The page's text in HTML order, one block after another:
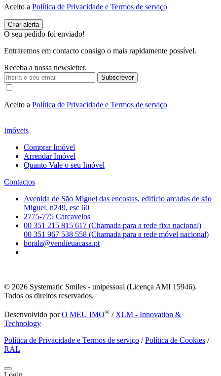
Aceito a Política de Privacidade e Termos de serviço
O seu pedido foi enviado!
Entraremos em contacto consigo o mais rapidamente possível.
Receba a nossa newsletter.
Subscrever
Aceito a Política de Privacidade e Termos de serviço
Imóveis
Comprar Imóvel
Arrendar Imóvel
Quanto Vale o seu Imóvel
Contactos
Avenida de São Miguel das encostas, edifício arcadas de são
Miguel, n249, esc 60
2775-775 Carcavelos
00 351 215 815 617 (Chamada para a rede fixa nacional)
00 351 967 538 558 (Chamada para a rede móvel nacional)
borala@vendieuacasa.pt
© 2026 Systematic Smiles - unipessoal (Licença AMI 15946).
Todos os direitos reservados.
Desenvolvido porO MEU IMO® / XLM - Innovation &
Technology
Política de Privacidade e Termos de serviço /Política de Cookies /
RAL